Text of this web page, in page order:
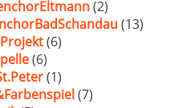
(2)
(13)
(6)
(6)
(1)
(7)